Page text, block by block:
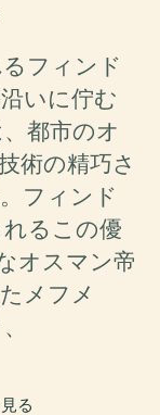
フィンド
いに佇む
都市のオ
術の精巧さ
フィンド
るこの優
オスマン帝
メフメ
る